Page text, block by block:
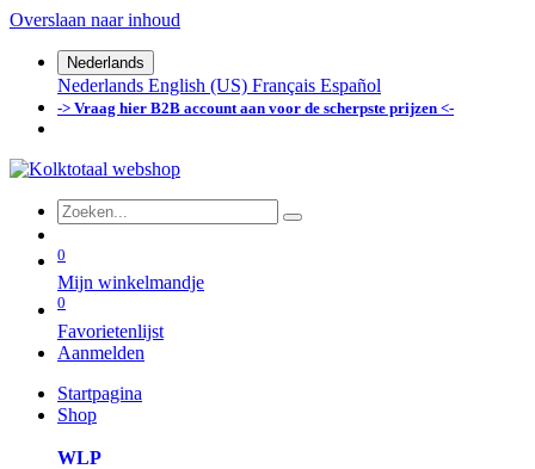
Overslaan naar inhoud
Nederlands
Nederlands English (US) Français Español
-> Vraag hier B2B account aan voor de scherpste prijzen <-
0
Mijn winkelmandje
0
Favorietenlijst
Aanmelden
Startpagina
Shop
WLP